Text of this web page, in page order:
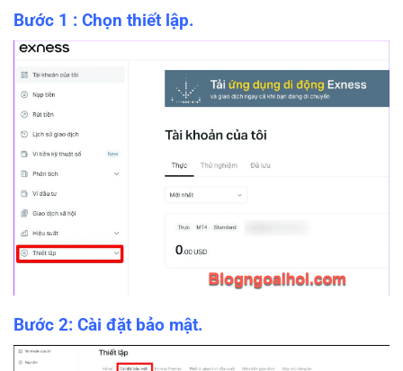
Bước 1 : Chọn thiết lập.
Bước 2: Cài đặt bảo mật.